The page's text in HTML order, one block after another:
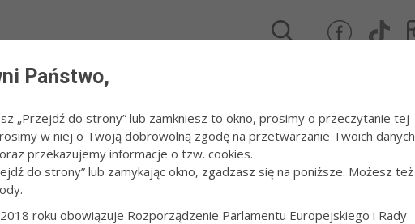
LATO FLETOWE
Państwo,
„Przejdź do strony” lub zamkniesz to okno, prosimy o przeczytanie tej
w niej o Twoją dobrowolną zgodę na przetwarzanie Twoich danych
przekazujemy informacje o tzw. cookies.
do strony” lub zamykając okno, zgadzasz się na poniższe. Możesz też
roku obowiązuje Rozporządzenie Parlamentu Europejskiego i Rady